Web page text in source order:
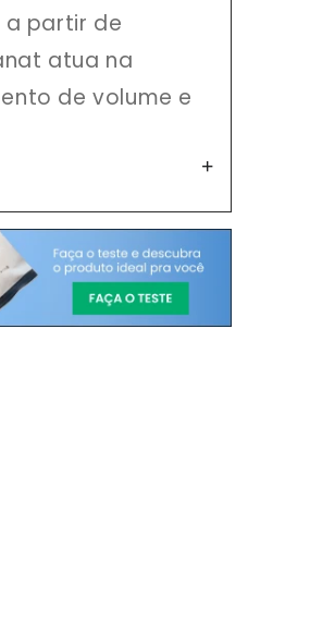
partir de
atua na
de volume e
extraído de
age diretamente
e
cabelo. Sua